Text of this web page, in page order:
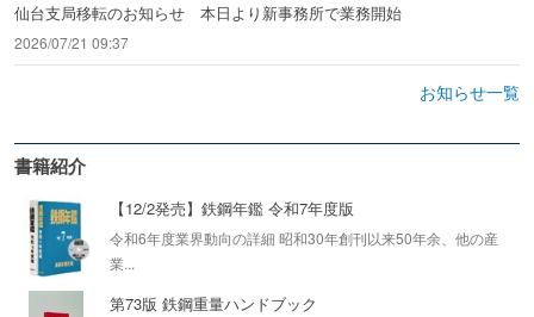
仙台支局移転のお知らせ 本日より新事務所で業務開始
2026/07/21 09:37
お知らせ一覧
書籍紹介
【12/2発売】鉄鋼年鑑 令和7年度版
令和6年度業界動向の詳細 昭和30年創刊以来50年余、他の産
業...
第73版 鉄鋼重量ハンドブック